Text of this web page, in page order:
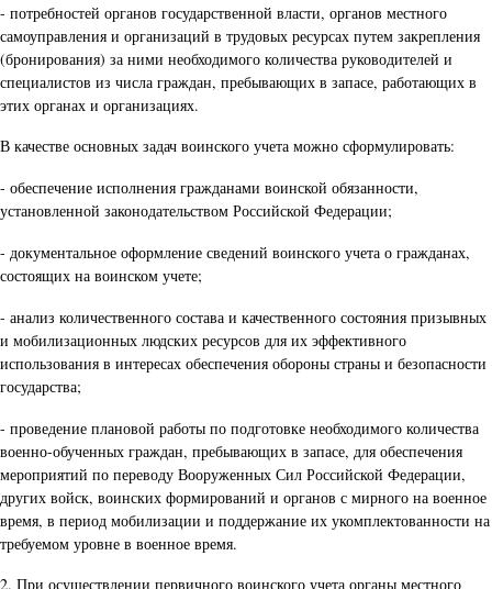
- потребностей органов государственной власти, органов местного
самоуправления и организаций в трудовых ресурсах путем закрепления
(бронирования) за ними необходимого количества руководителей и
специалистов из числа граждан, пребывающих в запасе, работающих в
этих органах и организациях.
В качестве основных задач воинского учета можно сформулировать:
- обеспечение исполнения гражданами воинской обязанности,
установленной законодательством Российской Федерации;
- документальное оформление сведений воинского учета о гражданах,
состоящих на воинском учете;
- анализ количественного состава и качественного состояния призывных
и мобилизационных людских ресурсов для их эффективного
использования в интересах обеспечения обороны страны и безопасности
государства;
- проведение плановой работы по подготовке необходимого количества
военно-обученных граждан, пребывающих в запасе, для обеспечения
мероприятий по переводу Вооруженных Сил Российской Федерации,
других войск, воинских формирований и органов с мирного на военное
время, в период мобилизации и поддержание их укомплектованности на
требуемом уровне в военное время.
2. При осуществлении первичного воинского учета органы местного